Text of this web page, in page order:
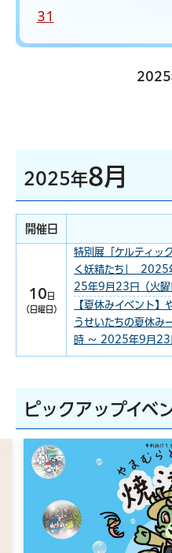
31
2025
2025年8月
開催日
10 日
（日曜日）
特別展「ケルティッ
く妖精たち」 2025
25年9月23日（火
【夏休みイベント】
うせいたちの夏休
時 ～ 2025年9月23
ピックアップイベ